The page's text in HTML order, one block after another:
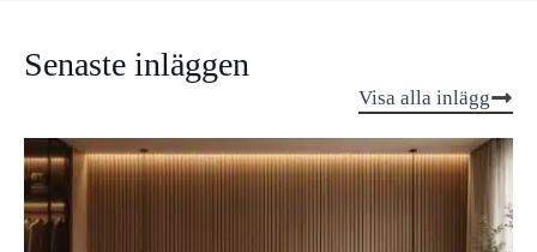
Senaste inläggen
Visa alla inlägg